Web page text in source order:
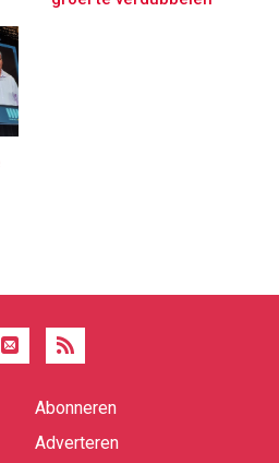
Abonneren
Adverteren